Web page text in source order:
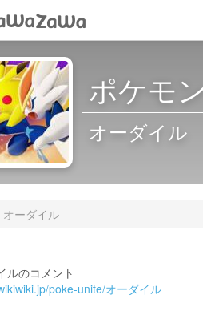
ポケモ
オーダイル
オーダイル
ルのコメント
poke-unite/オーダイル